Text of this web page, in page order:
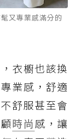
又專業感滿分的
衣櫥也該換
業感，舒適
舒服甚至會
時尚感，讓